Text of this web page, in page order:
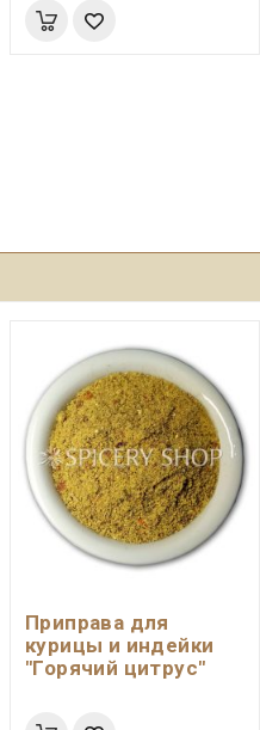
Приправа для
курицы и индейки
"Горячий цитрус"